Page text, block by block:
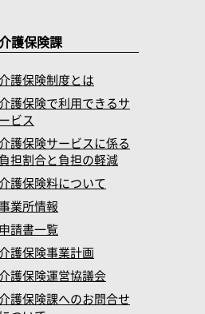
護保険課
護保険制度とは
護保険で利用できるサ
ービス
護保険サービスに係る
負担割合と負担の軽減
護保険料について
業所情報
申請書一覧
護保険事業計画
護保険運営協議会
護保険課へのお問合せ